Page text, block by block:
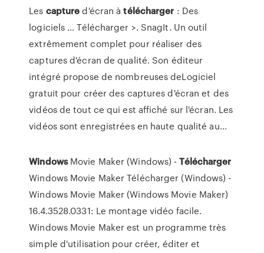
Les captured'écran àtélécharger : Des
logiciels … Télécharger >. SnagIt. Un outil
extrêmement complet pour réaliser des
captures d'écran de qualité. Son éditeur
intégré propose de nombreuses deLogiciel
gratuit pour créer des captures d'écran et des
vidéos de tout ce qui est affiché sur l'écran. Les
vidéos sont enregistrées en haute qualité au...
WindowsMovie Maker (Windows) -Télécharger
Windows Movie Maker Télécharger (Windows) -
Windows Movie Maker (Windows Movie Maker)
16.4.3528.0331: Le montage vidéo facile.
Windows Movie Maker est un programme très
simple d'utilisation pour créer, éditer et